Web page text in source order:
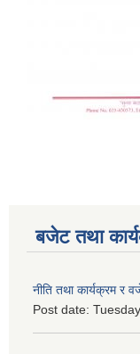
बजेट तथा
नीति तथा कार्यक्रम र
Post date: